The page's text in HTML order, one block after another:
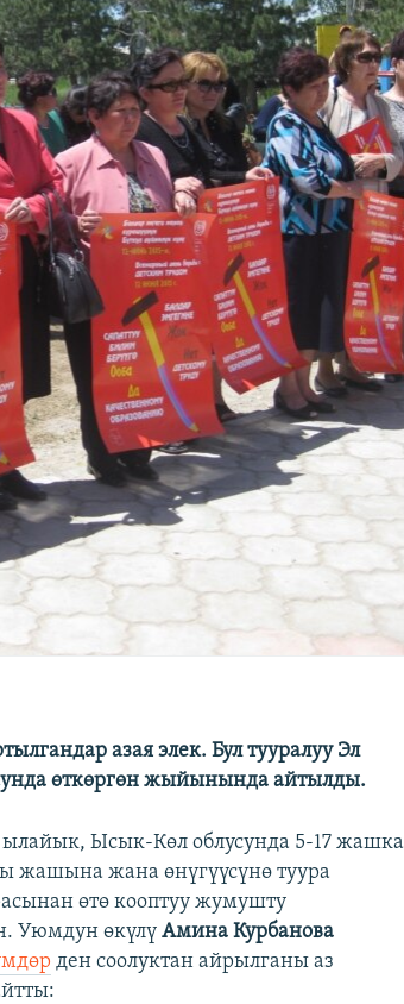
азая элек. Бул тууралуу Эл
өткөргөн жыйынында айтылды.
Ысык-Көл облусунда 5-17 жашка
жашына жана өнүгүүсүнө туура
өтө кооптуу жумушту
Уюмдун өкүлүАмина Курбанова
ден соолуктан айрылганы аз